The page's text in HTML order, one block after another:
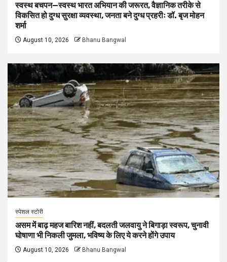
स्वस्थ बचपन—स्वस्थ भारत अभियान की जरूरत, वैज्ञानिक तरीके से
विकसित हो दुग्ध सुरक्षा व्यवस्था, जनता बने दुग्ध प्रहरीः डॉ. बृज मोहन
शर्मा
August 10, 2026 Bhanu Bangwal
स्पेशल स्टोरी
असम में बाढ़ महज बारिश नहीं, बदलती जलवायु ने बिगाड़ा स्वरूप, चुनावी
घोषाणा भी निकली जुमला, भविष्य के लिए ये करने होंगे उपाय
August 10, 2026 Bhanu Bangwal